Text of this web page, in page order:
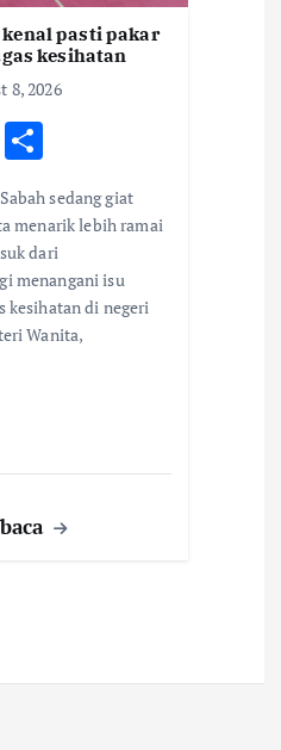
kenal pasti pakar
kesihatan
8, 2026
W
h
ar
e
sedang giat
menarik lebih ramai
dari
menangani isu
kesihatan di negeri
Wanita,